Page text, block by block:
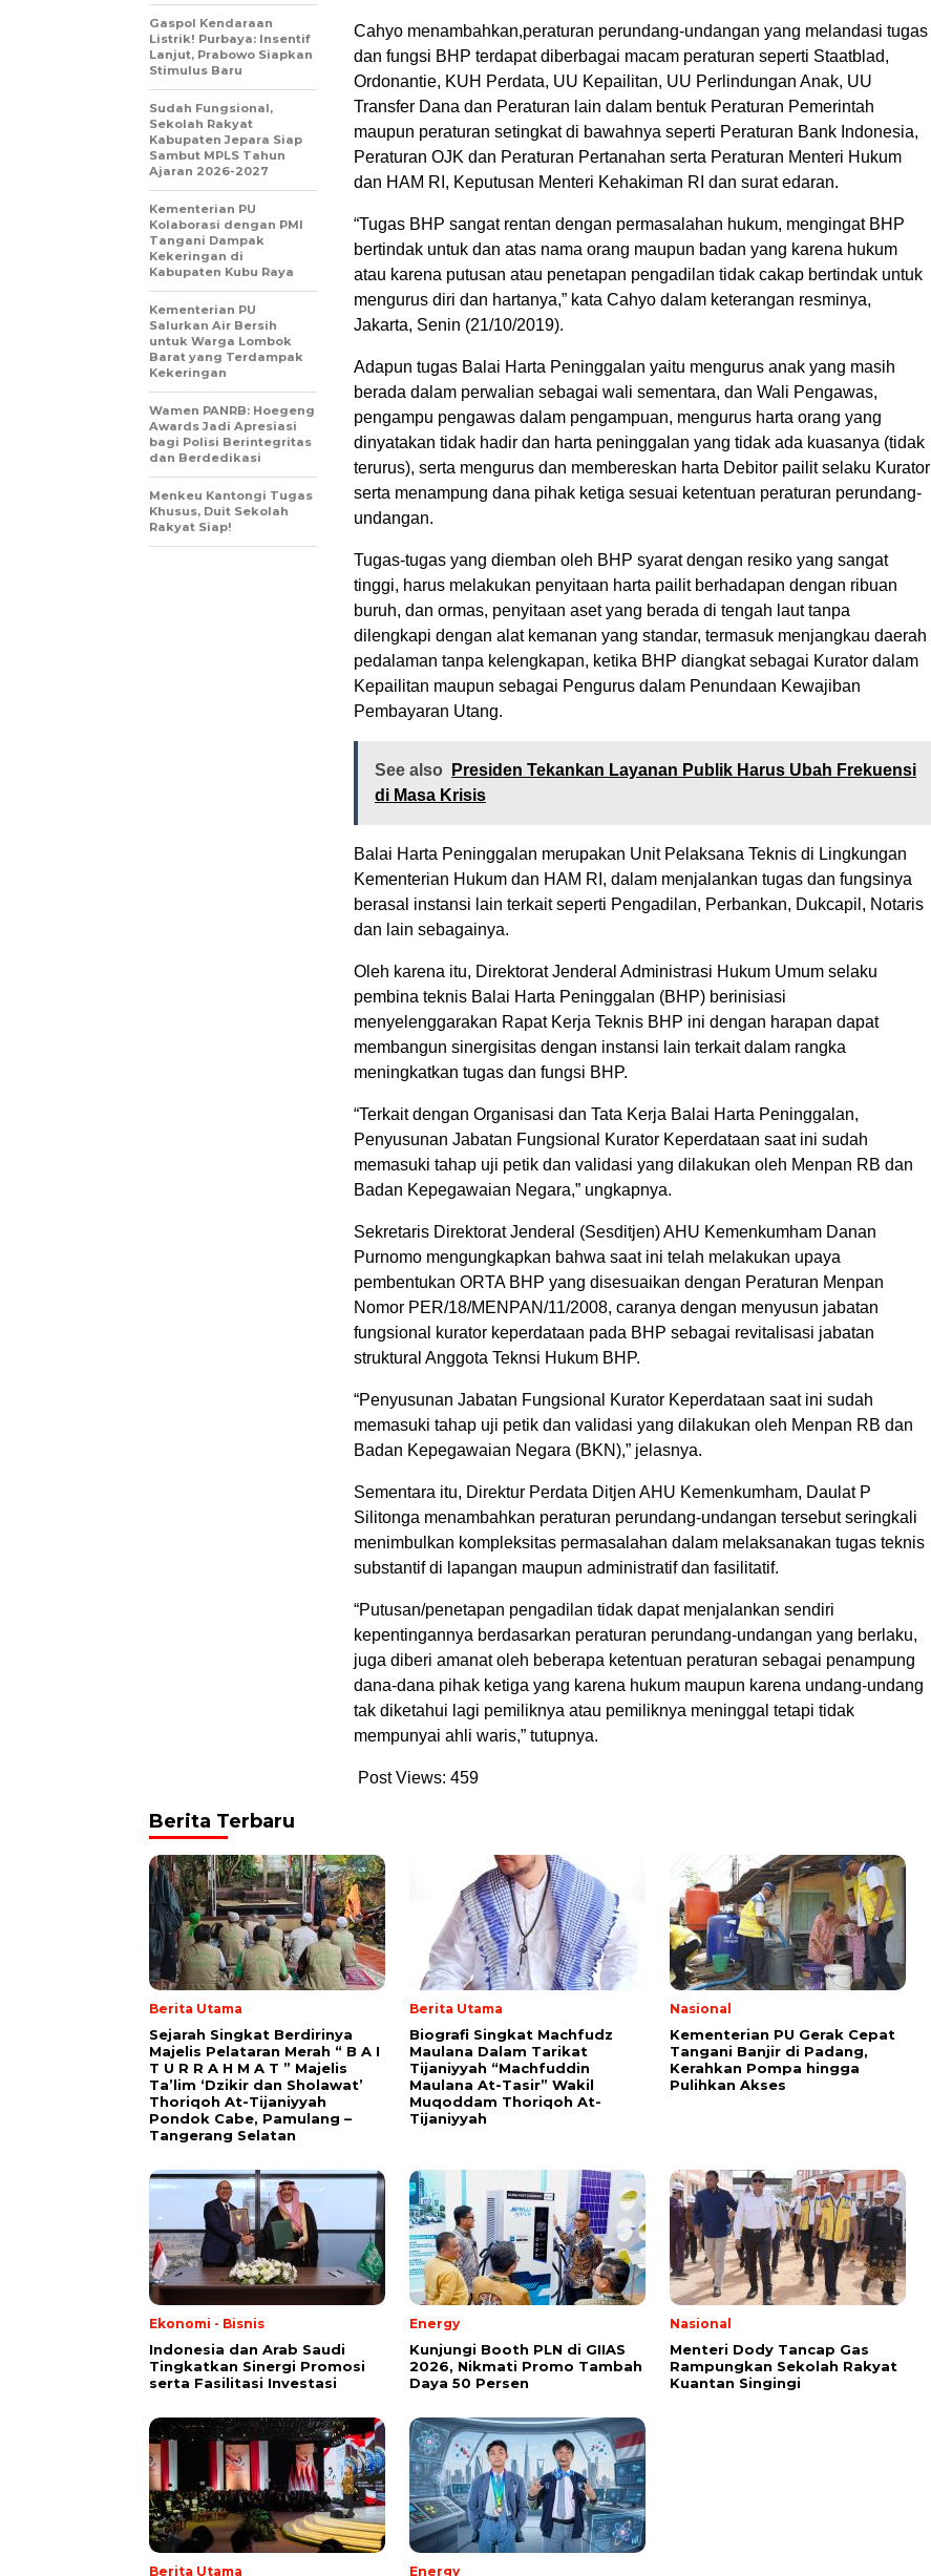
Cahyo menambahkan,peraturan perundang-undangan yang melandasi tugas
dan fungsi BHP terdapat diberbagai macam peraturan seperti Staatblad,
Ordonantie, KUH Perdata, UU Kepailitan, UU Perlindungan Anak, UU
Transfer Dana dan Peraturan lain dalam bentuk Peraturan Pemerintah
maupun peraturan setingkat di bawahnya seperti Peraturan Bank Indonesia,
Peraturan OJK dan Peraturan Pertanahan serta Peraturan Menteri Hukum
dan HAM RI, Keputusan Menteri Kehakiman RI dan surat edaran.
“Tugas BHP sangat rentan dengan permasalahan hukum, mengingat BHP
bertindak untuk dan atas nama orang maupun badan yang karena hukum
atau karena putusan atau penetapan pengadilan tidak cakap bertindak untuk
mengurus diri dan hartanya,” kata Cahyo dalam keterangan resminya,
Jakarta, Senin (21/10/2019).
Adapun tugas Balai Harta Peninggalan yaitu mengurus anak yang masih
berada dalam perwalian sebagai wali sementara, dan Wali Pengawas,
pengampu pengawas dalam pengampuan, mengurus harta orang yang
dinyatakan tidak hadir dan harta peninggalan yang tidak ada kuasanya (tidak
terurus), serta mengurus dan membereskan harta Debitor pailit selaku Kurator
serta menampung dana pihak ketiga sesuai ketentuan peraturan perundang-
undangan.
Tugas-tugas yang diemban oleh BHP syarat dengan resiko yang sangat
tinggi, harus melakukan penyitaan harta pailit berhadapan dengan ribuan
buruh, dan ormas, penyitaan aset yang berada di tengah laut tanpa
dilengkapi dengan alat kemanan yang standar, termasuk menjangkau daerah
pedalaman tanpa kelengkapan, ketika BHP diangkat sebagai Kurator dalam
Kepailitan maupun sebagai Pengurus dalam Penundaan Kewajiban
Pembayaran Utang.
See also
Presiden Tekankan Layanan Publik Harus Ubah Frekuensi
di Masa Krisis
Balai Harta Peninggalan merupakan Unit Pelaksana Teknis di Lingkungan
Kementerian Hukum dan HAM RI, dalam menjalankan tugas dan fungsinya
berasal instansi lain terkait seperti Pengadilan, Perbankan, Dukcapil, Notaris
dan lain sebagainya.
Oleh karena itu, Direktorat Jenderal Administrasi Hukum Umum selaku
pembina teknis Balai Harta Peninggalan (BHP) berinisiasi
menyelenggarakan Rapat Kerja Teknis BHP ini dengan harapan dapat
membangun sinergisitas dengan instansi lain terkait dalam rangka
meningkatkan tugas dan fungsi BHP.
“Terkait dengan Organisasi dan Tata Kerja Balai Harta Peninggalan,
Penyusunan Jabatan Fungsional Kurator Keperdataan saat ini sudah
memasuki tahap uji petik dan validasi yang dilakukan oleh Menpan RB dan
Badan Kepegawaian Negara,” ungkapnya.
Sekretaris Direktorat Jenderal (Sesditjen) AHU Kemenkumham Danan
Purnomo mengungkapkan bahwa saat ini telah melakukan upaya
pembentukan ORTA BHP yang disesuaikan dengan Peraturan Menpan
Nomor PER/18/MENPAN/11/2008, caranya dengan menyusun jabatan
fungsional kurator keperdataan pada BHP sebagai revitalisasi jabatan
struktural Anggota Teknsi Hukum BHP.
“Penyusunan Jabatan Fungsional Kurator Keperdataan saat ini sudah
memasuki tahap uji petik dan validasi yang dilakukan oleh Menpan RB dan
Badan Kepegawaian Negara (BKN),” jelasnya.
Sementara itu, Direktur Perdata Ditjen AHU Kemenkumham, Daulat P
Silitonga menambahkan peraturan perundang-undangan tersebut seringkali
menimbulkan kompleksitas permasalahan dalam melaksanakan tugas teknis
substantif di lapangan maupun administratif dan fasilitatif.
“Putusan/penetapan pengadilan tidak dapat menjalankan sendiri
kepentingannya berdasarkan peraturan perundang-undangan yang berlaku,
juga diberi amanat oleh beberapa ketentuan peraturan sebagai penampung
dana-dana pihak ketiga yang karena hukum maupun karena undang-undang
tak diketahui lagi pemiliknya atau pemiliknya meninggal tetapi tidak
mempunyai ahli waris,” tutupnya.
Post Views: 459
Gaspol Kendaraan
Listrik! Purbaya: Insentif
Lanjut, Prabowo Siapkan
Stimulus Baru
Sudah Fungsional,
Sekolah Rakyat
Kabupaten Jepara Siap
Sambut MPLS Tahun
Ajaran 2026-2027
Kementerian PU
Kolaborasi dengan PMI
Tangani Dampak
Kekeringan di
Kabupaten Kubu Raya
Kementerian PU
Salurkan Air Bersih
untuk Warga Lombok
Barat yang Terdampak
Kekeringan
Wamen PANRB: Hoegeng
Awards Jadi Apresiasi
bagi Polisi Berintegritas
dan Berdedikasi
Menkeu Kantongi Tugas
Khusus, Duit Sekolah
Rakyat Siap!
Berita Terbaru
Berita Utama
Sejarah Singkat Berdirinya
Majelis Pelataran Merah “ B A I
T U R R A H M A T ” Majelis
Ta’lim ‘Dzikir dan Sholawat’
Thoriqoh At-Tijaniyyah
Pondok Cabe, Pamulang –
Tangerang Selatan
Berita Utama
Biografi Singkat Machfudz
Maulana Dalam Tarikat
Tijaniyyah “Machfuddin
Maulana At-Tasir” Wakil
Muqoddam Thoriqoh At-
Tijaniyyah
Nasional
Kementerian PU Gerak Cepat
Tangani Banjir di Padang,
Kerahkan Pompa hingga
Pulihkan Akses
Ekonomi - Bisnis
Indonesia dan Arab Saudi
Tingkatkan Sinergi Promosi
serta Fasilitasi Investasi
Energy
Kunjungi Booth PLN di GIIAS
2026, Nikmati Promo Tambah
Daya 50 Persen
Nasional
Menteri Dody Tancap Gas
Rampungkan Sekolah Rakyat
Kuantan Singingi
Berita Utama Energy